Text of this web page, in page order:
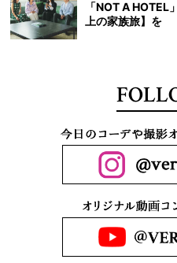
「NOT A
上の家族旅】を